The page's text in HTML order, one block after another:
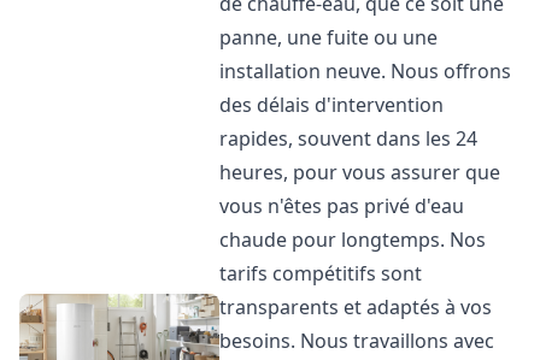
panne, une fuite ou une
installation neuve. Nous offrons
des délais d'intervention
rapides, souvent dans les 24
heures, pour vous assurer que
vous n'êtes pas privé d'eau
chaude pour longtemps. Nos
tarifs compétitifs sont
transparents et adaptés à vos
besoins. Nous travaillons avec